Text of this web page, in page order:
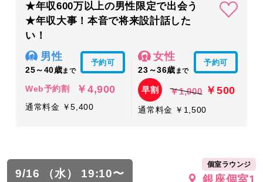
★年収600万以上の男性限定で出会う
★年収大事！本音で将来設計話した
い！
男性
25～40歳まで
予約可
Web予約割 ￥4,900
通常料金 ￥5,400
女性
23～36歳 まで
予約可
早割 ￥1,000 ￥500
通常料金 ￥1,500
9/16 （水） 19:10〜
個室ラウンジ
銀座個室1